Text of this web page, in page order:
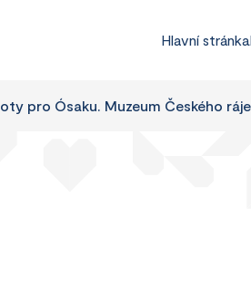
Hlavní stránka
pro Ósaku. Muzeum Českého